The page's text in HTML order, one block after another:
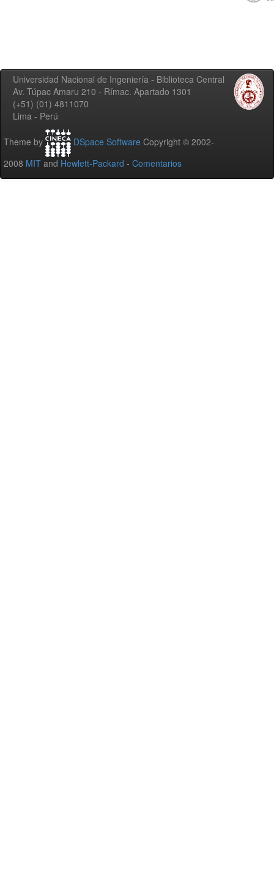
Universidad Nacional de Ingeniería - Biblioteca Central
Av. Túpac Amaru 210 - Rímac. Apartado 1301
(+51) (01) 4811070
Lima - Perú
Theme by DSpace Software Copyright © 2002-
2008 MIT and Hewlett-Packard - Comentarios